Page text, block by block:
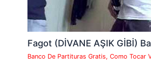
Fagot (DİVANE AŞIK GİBİ)
Banco De Partituras Gratis,Como Tocar